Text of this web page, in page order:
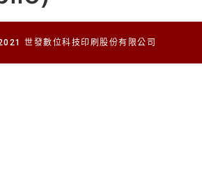
世發數位科技印刷股份有限公司